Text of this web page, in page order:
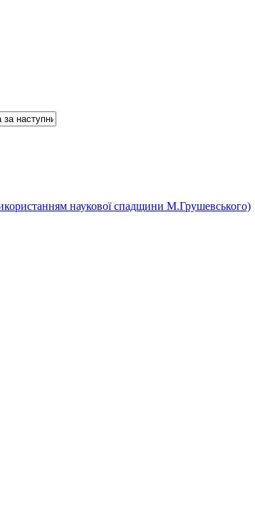
наукової спадщини М.Грушевського)